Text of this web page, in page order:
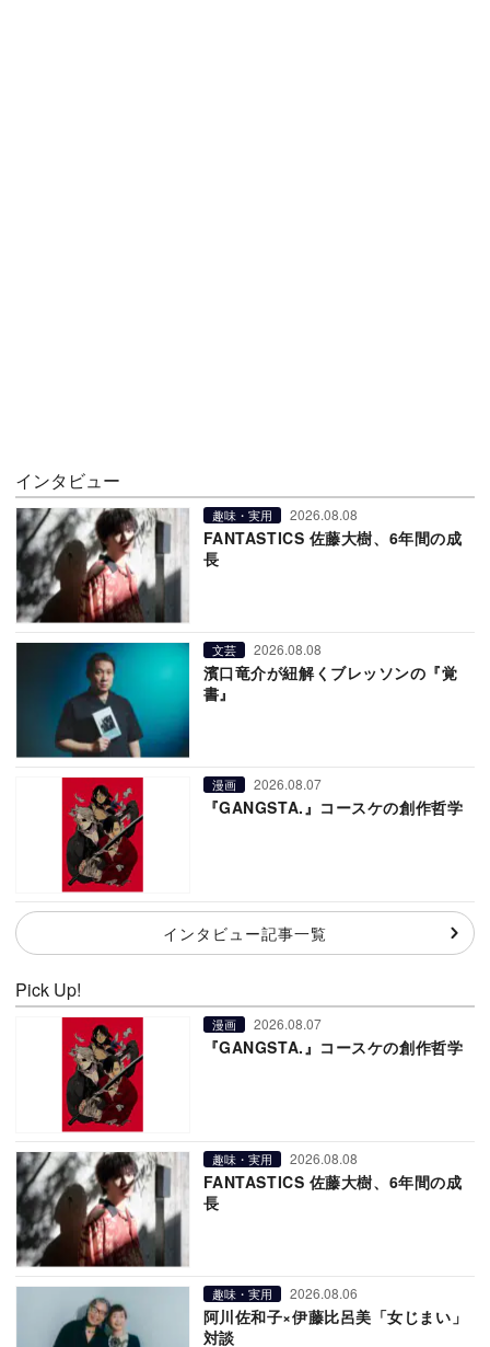
インタビュー
趣味・実用 2026.08.08
FANTASTICS 佐藤大樹、6年間の成
長
文芸 2026.08.08
濱口竜介が紐解くブレッソンの『覚
書』
漫画 2026.08.07
『GANGSTA.』コースケの創作哲学
インタビュー記事一覧
Pick Up!
漫画 2026.08.07
『GANGSTA.』コースケの創作哲学
趣味・実用 2026.08.08
FANTASTICS 佐藤大樹、6年間の成
長
趣味・実用 2026.08.06
阿川佐和子×伊藤比呂美「女じまい」
対談